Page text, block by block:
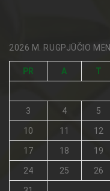
2026 M. RUGPJŪČIO MĖN.
PR A T
3 4 5
10 11 12
17 18 19
24 25 26